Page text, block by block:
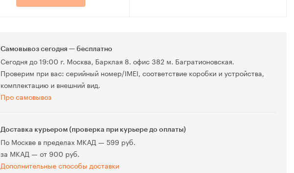
Самовывоз сегодня — бесплатно
Сегодня до 19:00 г. Москва, Барклая 8. офис 382 м. Багратионовская.
Проверим при вас: серийный номер/IMEI, соответствие коробки и устройства,
комплектацию и внешний вид.
Про самовывоз
Доставка курьером (проверка при курьере до оплаты)
По Москве в пределах МКАД — 599 руб.
за МКАД — от 900 руб.
Дополнительные способы доставки